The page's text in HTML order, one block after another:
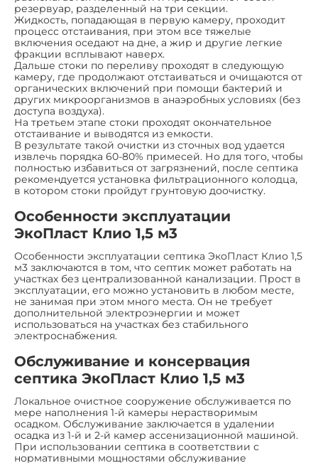
резервуар, разделенный на три секции.
Жидкость, попадающая в первую камеру, проходит
процесс отстаивания, при этом все тяжелые
включения оседают на дне, а жир и другие легкие
фракции всплывают наверх.
Дальше стоки по переливу проходят в следующую
камеру, где продолжают отстаиваться и очищаются от
органических включений при помощи бактерий и
других микроорганизмов в анаэробных условиях (без
доступа воздуха).
На третьем этапе стоки проходят окончательное
отстаивание и выводятся из емкости.
В результате такой очистки из сточных вод удается
извлечь порядка 60-80% примесей. Но для того, чтобы
полностью избавиться от загрязнений, после септика
рекомендуется установка фильтрационного колодца,
в котором стоки пройдут грунтовую доочистку.
Особенности эксплуатации
ЭкоПласт Клио 1,5 м3
Особенности эксплуатации септика ЭкоПласт Клио 1,5
м3 заключаются в том, что септик может работать на
участках без централизованной канализации. Прост в
эксплуатации, его можно установить в любом месте,
не занимая при этом много места. Он не требует
дополнительной электроэнергии и может
использоваться на участках без стабильного
электроснабжения.
Обслуживание и консервация
септика ЭкоПласт Клио 1,5 м3
Локальное очистное сооружение обслуживается по
мере наполнения 1-й камеры нерастворимым
осадком. Обслуживание заключается в удалении
осадка из 1-й и 2-й камер ассенизационной машиной.
При использовании септика в соответствии с
нормативными мощностями обслуживание